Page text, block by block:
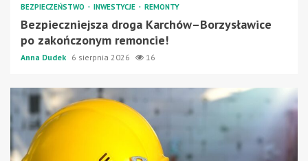
BEZPIECZEŃSTWO INWESTYCJE REMONTY
Bezpieczniejsza droga Karchów–Borzysławice
po zakończonym remoncie!
Anna Dudek 6 sierpnia 2026 16